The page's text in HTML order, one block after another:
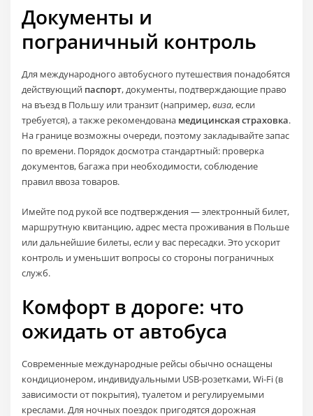
Документы и
пограничный контроль
Для международного автобусного путешествия понадобятся
действующий паспорт, документы, подтверждающие право
на въезд в Польшу или транзит (например,виза, если
требуется), а также рекомендована медицинская страховка.
На границе возможны очереди, поэтому закладывайте запас
по времени. Порядок досмотра стандартный: проверка
документов, багажа при необходимости, соблюдение
правил ввоза товаров.
Имейте под рукой все подтверждения — электронный билет,
маршрутную квитанцию, адрес места проживания в Польше
или дальнейшие билеты, если у вас пересадки. Это ускорит
контроль и уменьшит вопросы со стороны пограничных
служб.
Комфорт в дороге: что
ожидать от автобуса
Современные международные рейсы обычно оснащены
кондиционером, индивидуальными USB-розетками, Wi‑Fi (в
зависимости от покрытия), туалетом и регулируемыми
креслами. Для ночных поездок пригодятся дорожная